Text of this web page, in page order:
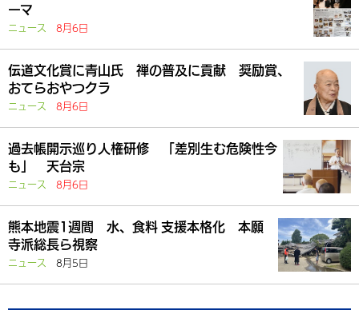
ーマ
ニュース 8月6日
伝道文化賞に青山氏 禅の普及に貢献 奨励賞、
おてらおやつクラ
ニュース 8月6日
過去帳開示巡り人権研修 「差別生む危険性今
も」 天台宗
ニュース 8月6日
熊本地震1週間 水、食料 支援本格化 本願
寺派総長ら視察
ニュース 8月5日